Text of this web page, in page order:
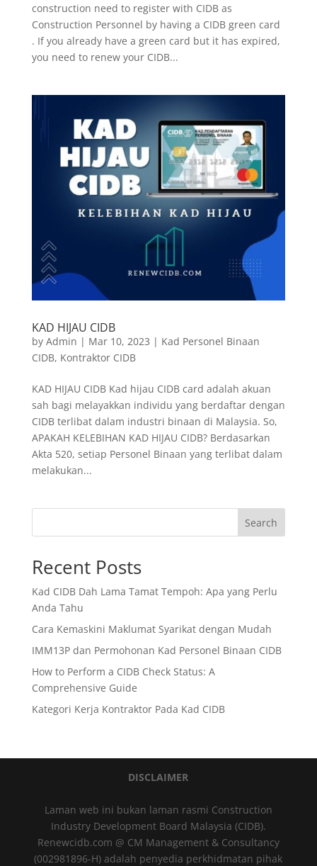
construction need to register with CIDB as
Construction Personnel by having a CIDB green card
. If you already have a green card but it has expired,
you need to renew your CIDB...
KAD HIJAU CIDB
by Admin | Mar 10, 2023 | Kad Personel Binaan
CIDB, Kontraktor CIDB
KAD HIJAU CIDB Kad hijau CIDB card adalah akuan
sah bagi melayakkan individu yang berdaftar dengan
CIDB terlibat dalam industri binaan di Malaysia. So,
APAKAH KELEBIHAN KAD HIJAU CIDB? Berdasarkan
Akta 520, setiap Personel Binaan yang terlibat dalam
melakukan...
Search
Recent Posts
Kad CIDB Dah Lama Tamat Tempoh: Apa yang Perlu
Anda Tahu
Cara Kemaskini Maklumat Syarikat dengan Mudah
IMM13P dan Permohonan Kad Personel Binaan CIDB
How to Perform a CIDB Check Status: A
Comprehensive Guide
Kategori Kerja Kontraktor Pada Kad CIDB
DISCLAIMER
Laman web ini bukan laman rasmi Construction
Industry Development Board Malaysia (CIDB).
Renewcidb.com @ CM Management & Consultancy
(002981896-H) adalah penyedia perkhidmatan pihak